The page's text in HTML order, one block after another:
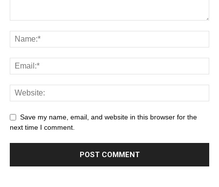
Save my name, email, and website in this browser for the
next time I comment.